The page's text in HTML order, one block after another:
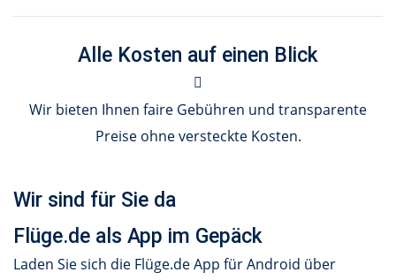
Alle Kosten auf einen Blick
Wir bieten Ihnen faire Gebühren und transparente
Preise ohne versteckte Kosten.
Wir sind für Sie da
Flüge.de als App im Gepäck
Laden Sie sich die Flüge.de App für Android über